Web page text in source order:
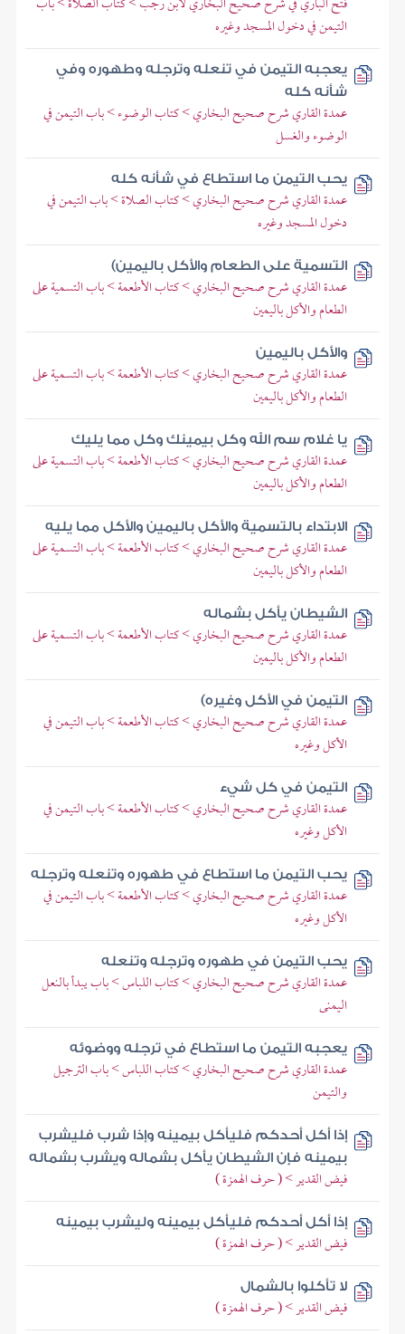
التيمن في دخول المسجد وغيره
يعجبه التيمن في تنعله وترجله وطهوره وفي
شأنه كله
عمدة القاري شرح صحيح البخاري > كتاب الوضوء > باب التيمن في
الوضوء والغسل
يحب التيمن ما استطاع في شأنه كله
عمدة القاري شرح صحيح البخاري > كتاب الصلاة > باب التيمن في
دخول المسجد وغيره
التسمية على الطعام والأكل باليمين)
عمدة القاري شرح صحيح البخاري > كتاب الأطعمة > باب التسمية على
الطعام والأكل باليمين
والأكل باليمين
عمدة القاري شرح صحيح البخاري > كتاب الأطعمة > باب التسمية على
الطعام والأكل باليمين
يا غلام سم الله وكل بيمينك وكل مما يليك
عمدة القاري شرح صحيح البخاري > كتاب الأطعمة > باب التسمية على
الطعام والأكل باليمين
الابتداء بالتسمية والأكل باليمين والأكل مما يليه
عمدة القاري شرح صحيح البخاري > كتاب الأطعمة > باب التسمية على
الطعام والأكل باليمين
الشيطان يأكل بشماله
عمدة القاري شرح صحيح البخاري > كتاب الأطعمة > باب التسمية على
الطعام والأكل باليمين
التيمن في الأكل وغيره)
عمدة القاري شرح صحيح البخاري > كتاب الأطعمة > باب التيمن في
الأكل وغيره
التيمن في كل شيء
عمدة القاري شرح صحيح البخاري > كتاب الأطعمة > باب التيمن في
الأكل وغيره
يحب التيمن ما استطاع في طهوره وتنعله وترجله
عمدة القاري شرح صحيح البخاري > كتاب الأطعمة > باب التيمن في
الأكل وغيره
يحب التيمن في طهوره وترجله وتنعله
عمدة القاري شرح صحيح البخاري > كتاب اللباس > باب يبدأ بالنعل
اليمنى
يعجبه التيمن ما استطاع في ترجله ووضوئه
عمدة القاري شرح صحيح البخاري > كتاب اللباس > باب الترجيل
والتيمن
إذا أكل أحدكم فليأكل بيمينه وإذا شرب فليشرب
بيمينه فإن الشيطان يأكل بشماله ويشرب بشماله
فيض القدير > ( حرف الهمزة )
إذا أكل أحدكم فليأكل بيمينه وليشرب بيمينه
فيض القدير > ( حرف الهمزة )
لا تأكلوا بالشمال
فيض القدير > ( حرف الهمزة )